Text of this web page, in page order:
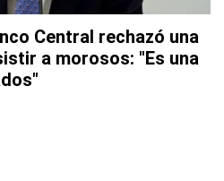
Central rechazó una
a morosos: "Es una